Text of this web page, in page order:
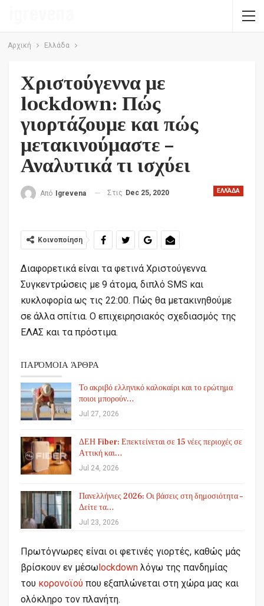
Αρχική Ελλάδα
Χριστούγεννα με
lockdown: Πώς
γιορτάζουμε και πώς
μετακινούμαστε –
Αναλυτικά τι ισχύει
ΕΛΛΆΔΑ
Από Igrevena Στις Dec 25, 2020
Κοινοποίηση
Διαφορετικά είναι τα φετινά Χριστούγεννα.
Συγκεντρώσεις με 9 άτομα, διπλό SMS και
κυκλοφορία ως τις 22:00. Πώς θα μετακινηθούμε
σε άλλα σπίτια. Ο επιχειρησιακός σχεδιασμός της
ΕΛΑΣ και τα πρόστιμα.
ΠΑΡΌΜΟΙΑ ΆΡΘΡΑ
Το ακριβό ελληνικό καλοκαίρι και το ερώτημα
ποιοι μπορούν…
Jul 27, 2026
ΔΕΗ Fiber: Επεκτείνεται σε 15 νέες περιοχές σε
Αττική και…
Jul 24, 2026
Πανελλήνιες 2026: Οι βάσεις στη δημοσιότητα –
Δείτε τα…
Jul 23, 2026
Πρωτόγνωρες είναι οι φετινές γιορτές, καθώς μάς
βρίσκουν εν μέσω lockdown λόγω της πανδημίας
του κορονοϊού που εξαπλώνεται στη χώρα μας και
ολόκληρο τον πλανήτη.